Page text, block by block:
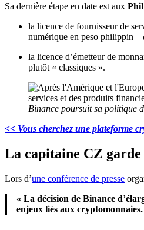
Sa dernière étape en date est aux
la licence de fournisseur de
numérique en peso philippin –
la licence d’émetteur de
plutôt « classiques ».
Binance poursuit sa politique
<< Vous cherchez une plateforme
La capitaine CZ
Lors d’une conférence de presse
« La décision de Binance
enjeux liés aux cryptomonnaies.